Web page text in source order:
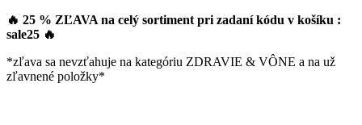
🔥 25 % ZĽAVA na celý sortiment pri zadaní kódu v košíku :
sale25 🔥
*zľava sa nevzťahuje na kategóriu ZDRAVIE & VÔNE a na už
zľavnené položky*